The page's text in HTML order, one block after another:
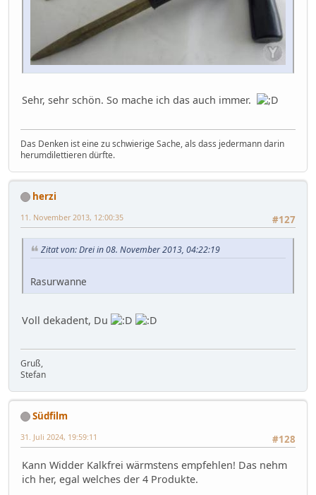
Sehr, sehr schön. So mache ich das auch immer.
Das Denken ist eine zu schwierige Sache, als dass jedermann darin
herumdilettieren dürfte.
herzi
#127
11. November 2013, 12:00:35
Zitat von: Drei in 08. November 2013, 04:22:19
Rasurwanne
Voll dekadent, Du
Gruß,
Stefan
Südfilm
#128
31. Juli 2024, 19:59:11
Kann Widder Kalkfrei wärmstens empfehlen! Das nehm
ich her, egal welches der 4 Produkte.